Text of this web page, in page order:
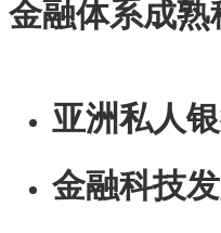
金融体系成熟
亚洲私人
金融科技